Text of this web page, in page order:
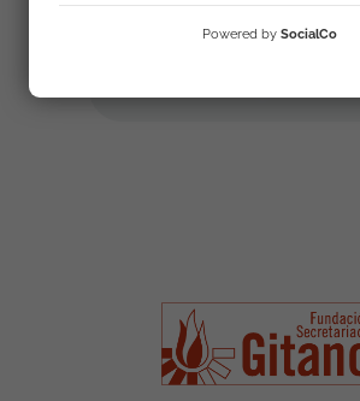
Powered by SocialCo